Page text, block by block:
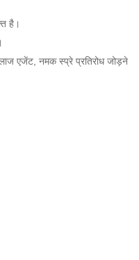
है।
एजेंट, नमक स्प्रे प्रतिरोध जोड़ने